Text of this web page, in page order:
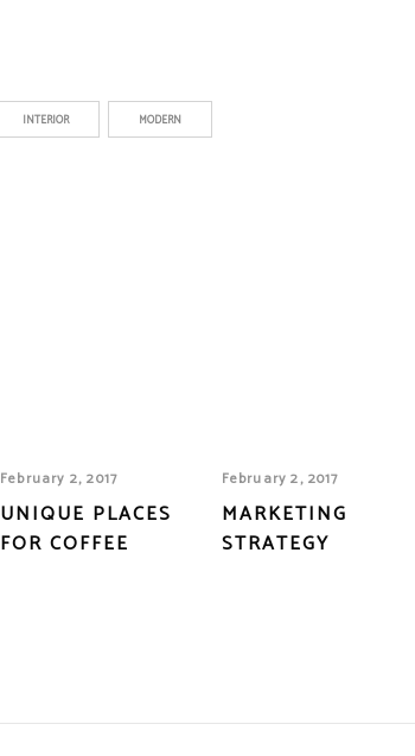
INTERIOR MODERN
February 2, 2017
UNIQUE PLACES
FOR COFFEE
February 2, 2017
MARKETING
STRATEGY